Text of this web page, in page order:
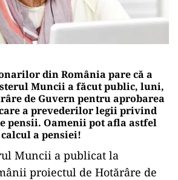
din România pare că a
Muncii a făcut public, luni,
de Guvern pentru aprobarea
a prevederilor legii privind
pensii. Oamenii pot afla astfel
a pensiei!
Muncii a publicat la
proiectul de Hotărâre de